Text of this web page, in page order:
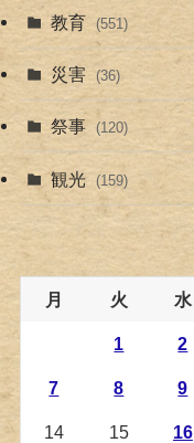
教育 (551)
災害 (36)
祭事 (120)
観光 (159)
月 火 水
1 2
7 8 9
14 15 16